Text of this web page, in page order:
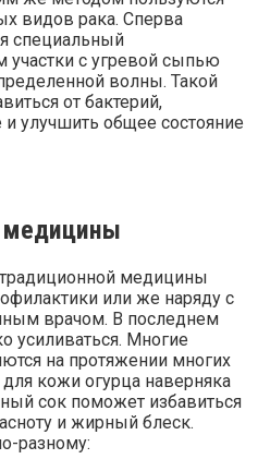
видов рака. Сперва
специальный
участки с угревой сыпью
волны. Такой
от бактерий,
улучшить общее состояние
медицины
медицины
или же наряду с
врачом. В последнем
усиливаться. Многие
на протяжении многих
кожи огурца наверняка
сок поможет избавиться
и жирный блеск.
разному: